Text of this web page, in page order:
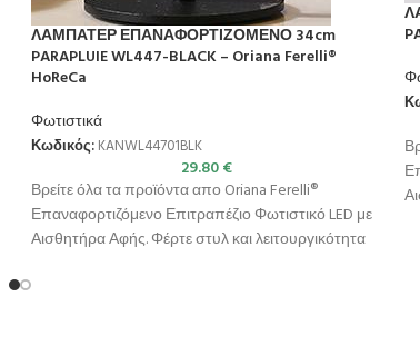
ΛΑΜΠΑΤΕΡ ΕΠΑΝΑΦΟΡΤΙΖΟΜΕΝΟ 34cm
PARAPLUIE WL447-BLACK – Oriana Ferelli®
HoReCa
Φωτιστικά
Κωδικός: KANWL44701BLK
29.80€
Βρείτε όλα τα προϊόντα απο Oriana Ferelli®
Επαναφορτιζόμενο Επιτραπέζιο Φωτιστικό LED με
Αισθητήρα Αφής. Φέρτε στυλ και λειτουργικότητα